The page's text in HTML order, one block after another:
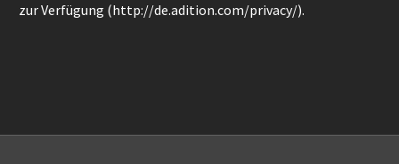
zur Verfügung (http://de.adition.com/privacy/).